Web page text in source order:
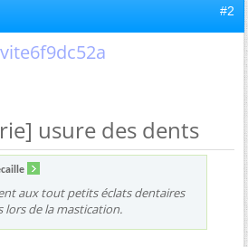
#2
usure des dents
aux tout petits éclats dentaires
de la mastication.